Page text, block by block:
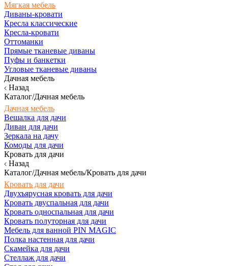
Мягкая мебель
Диваны-кровати
Кресла классические
Кресла-кровати
Оттоманки
Прямые тканевые диваны
Пуфы и банкетки
Угловые тканевые диваны
Дачная мебель
Назад
Каталог/Дачная мебель
Дачная мебель
Вешалка для дачи
Диван для дачи
Зеркала на дачу
Комоды для дачи
Кровать для дачи
Назад
Каталог/Дачная мебель/Кровать для дачи
Кровать для дачи
Двухъярусная кровать для дачи
Кровать двуспальная для дачи
Кровать односпальная для дачи
Кровать полуторная для дачи
Мебель для ванной PIN MAGIC
Полка настенная для дачи
Скамейка для дачи
Стеллаж для дачи